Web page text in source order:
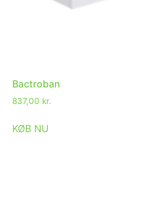
Bactroban
837,00 kr.
KØB NU